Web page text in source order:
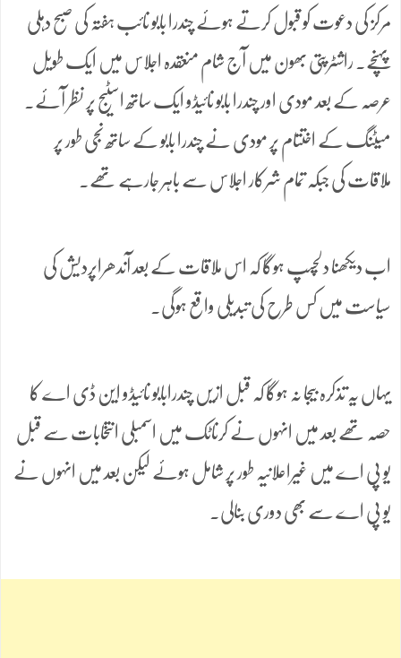
مرکز کی دعوت کو قبول کرتے ہوئے چندرا بابو نائب ہفتہ کی صبح دہلی
پہنچے۔ راشٹرپتی بھون میں آج شام منعقدہ اجلاس میں ایک طویل
عرصہ کے بعد مودی اور چندرا بابو نائیڈو ایک ساتھ اسٹیج پر نظر آئے۔
میٹنگ کے اختتام پر مودی نے چندرا بابو کے ساتھ نجی طور پر
ملاقات کی جبکہ تمام شرکار اجلاس سے باہر جارہے تھے۔
اب دیکھنا دلچسپ ہوگا کہ اس ملاقات کے بعد آندھراپردیش کی
سیاست میں کس طرح کی تبدیلی واقع ہوگی۔
یہاں یہ تذکرہ بیجا نہ ہوگا کہ قبل ازیں چندرابابو نائیڈو این ڈی اے کا
حصہ تھے بعد میں انہوں نے کرناٹک میں اسمبلی انتخابات سے قبل
یو پی اے میں غیراعلانیہ طور پر شامل ہوئے لیکن بعد میں انہوں نے
یو پی اے سے بھی دوری بنالی۔